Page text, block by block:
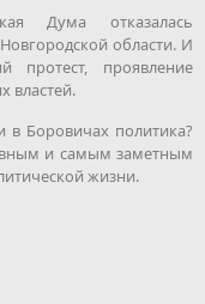
Дума отказалась
области. И
протест, проявление
властей.
в Боровичах политика?
и самым заметным
жизни.